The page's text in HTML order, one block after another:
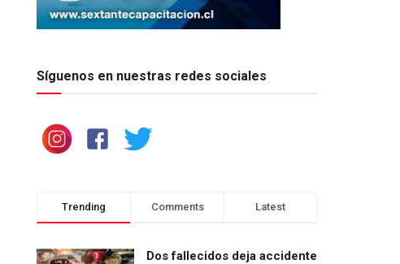
Síguenos en nuestras redes sociales
Trending Comments Latest
Dos fallecidos deja accidente